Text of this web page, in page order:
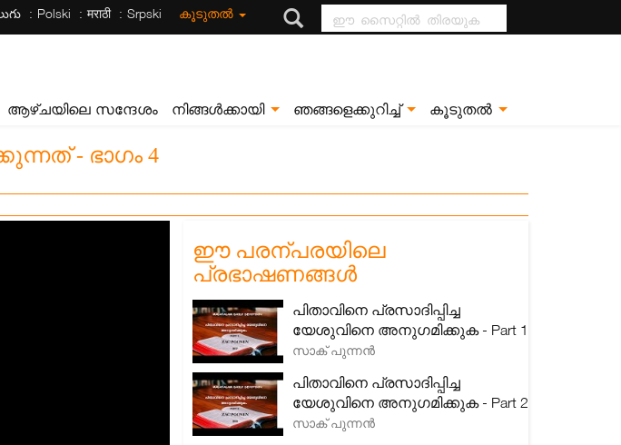
Polski मराठी Srpski കൂടുതൽ
ഈ സൈറ്റിൽ
തിരയുക
ആഴ്ചയിലെ സന്ദേശം നിങ്ങൾക്കായി ഞങ്ങളെക്കുറിച്ച് കൂടുതൽ
- ഭാഗം 4
ഈ പരന്പരയിലെ
പ്രഭാഷണങ്ങൾ
പിതാവിനെ പ്രസാദിപ്പിച്ച
യേശുവിനെ അനുഗമിക്കുക - Part 1
സാക് പുന്നൻ
പിതാവിനെ പ്രസാദിപ്പിച്ച
യേശുവിനെ അനുഗമിക്കുക - Part 2
സാക് പുന്നൻ